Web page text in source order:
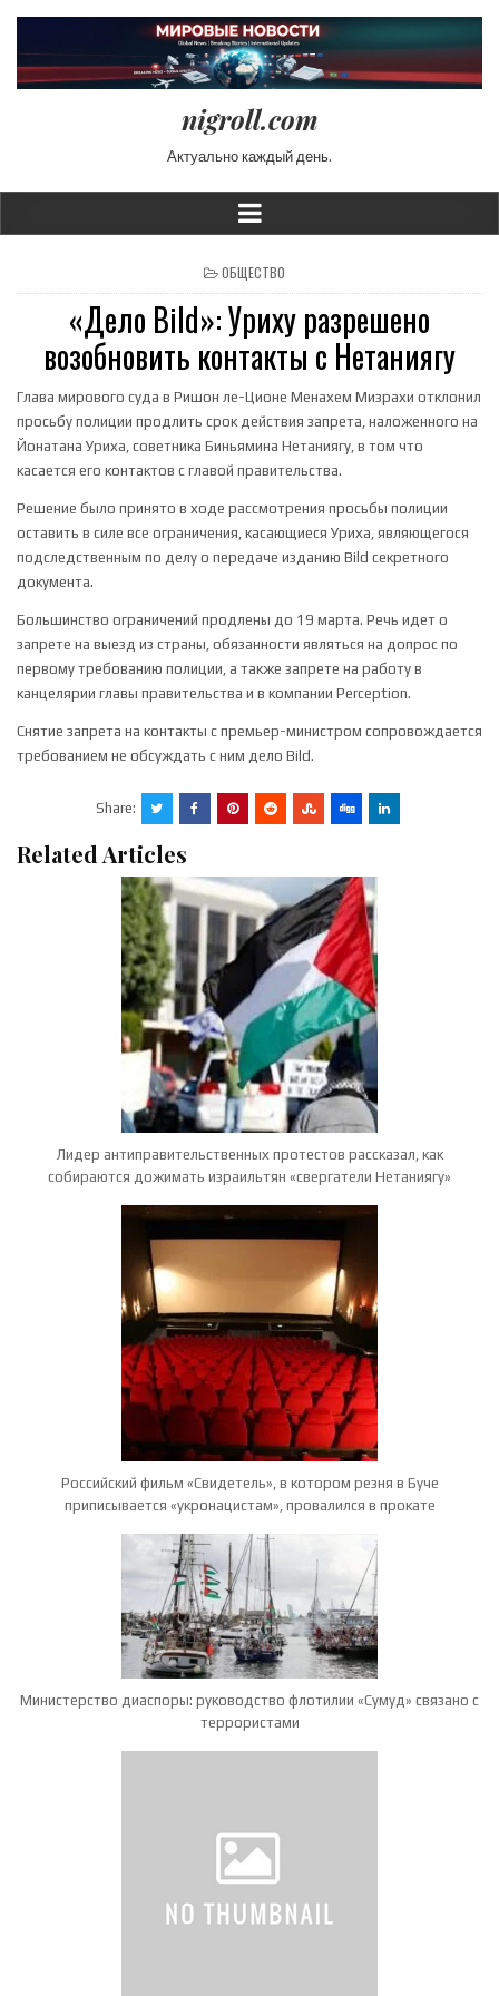
nigroll.com
Актуально каждый день.
POSTED IN
ОБЩЕСТВО
«Дело Bild»: Уриху разрешено
возобновить контакты с Нетаниягу
Глава мирового суда в Ришон ле-Ционе Менахем Мизрахи отклонил
просьбу полиции продлить срок действия запрета, наложенного на
Йонатана Уриха, советника Биньямина Нетаниягу, в том что
касается его контактов с главой правительства.
Решение было принято в ходе рассмотрения просьбы полиции
оставить в силе все ограничения, касающиеся Уриха, являющегося
подследственным по делу о передаче изданию Bild секретного
документа.
Большинство ограничений продлены до 19 марта. Речь идет о
запрете на выезд из страны, обязанности являться на допрос по
первому требованию полиции, а также запрете на работу в
канцелярии главы правительства и в компании Perception.
Снятие запрета на контакты с премьер-министром сопровождается
требованием не обсуждать с ним дело Bild.
Share:
Related Articles
Лидер антиправительственных протестов рассказал, как
собираются дожимать израильтян «свергатели Нетаниягу»
Российский фильм «Свидетель», в котором резня в Буче
приписывается «укронацистам», провалился в прокате
Министерство диаспоры: руководство флотилии «Сумуд» связано с
террористами